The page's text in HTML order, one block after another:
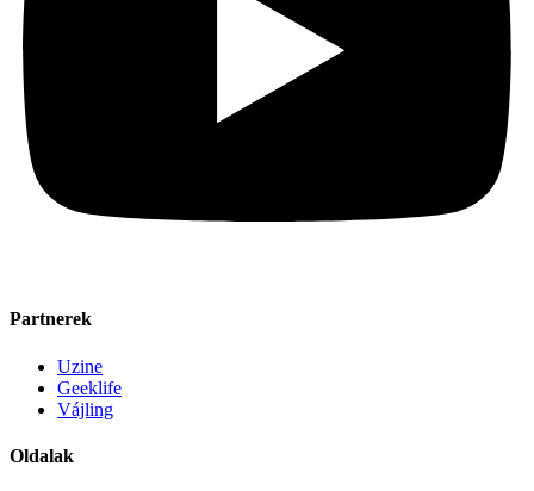
Partnerek
Uzine
Geeklife
Vájling
Oldalak